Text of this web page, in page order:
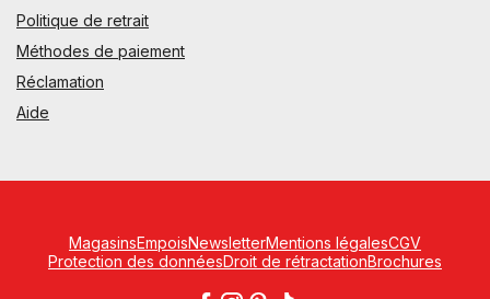
Politique de retrait
Méthodes de paiement
Réclamation
Aide
MagasinsEmpoisNewsletterMentions légalesCGV
Protection des donnéesDroit de rétractationBrochures